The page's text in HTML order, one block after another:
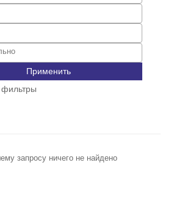
Применить
фильтры
запросу ничего не найдено